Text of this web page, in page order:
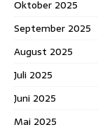
Oktober 2025
September 2025
August 2025
Juli 2025
Juni 2025
Mai 2025